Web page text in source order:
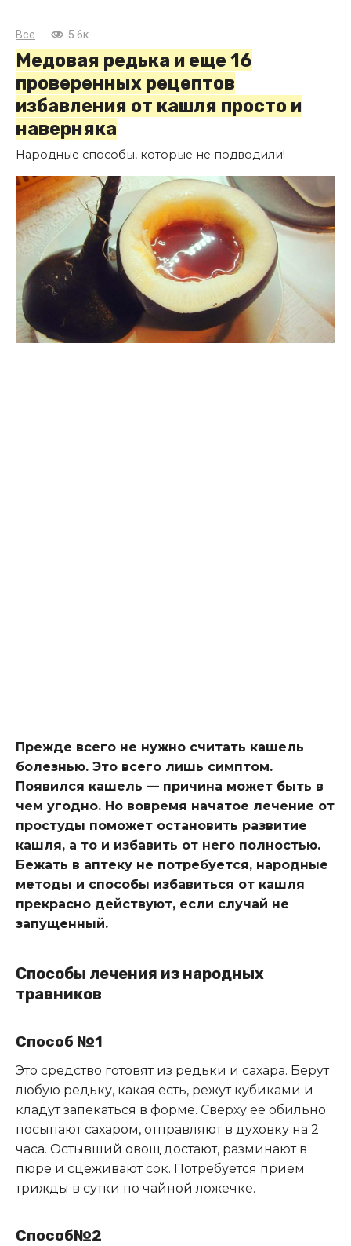
Все 5.6к.
Медовая редька и еще 16
проверенных рецептов
избавления от кашля просто и
наверняка
Народные способы, которые не подводили!
Прежде всего не нужно считать кашель
болезнью. Это всего лишь симптом.
Появился кашель — причина может быть в
чем угодно. Но вовремя начатое лечение от
простуды поможет остановить развитие
кашля, а то и избавить от него полностью.
Бежать в аптеку не потребуется, народные
методы и способы избавиться от кашля
прекрасно действуют, если случай не
запущенный.
Способы лечения из народных
травников
Способ №1
Это средство готовят из редьки и сахара. Берут
любую редьку, какая есть, режут кубиками и
кладут запекаться в форме. Сверху ее обильно
посыпают сахаром, отправляют в духовку на 2
часа. Остывший овощ достают, разминают в
пюре и сцеживают сок. Потребуется прием
трижды в сутки по чайной ложечке.
Способ№2